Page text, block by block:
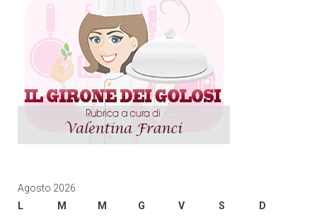
Agosto 2026
L
M M G V S
D